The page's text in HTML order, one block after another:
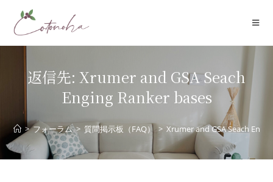
プ
返信先: Xrumer and GSA Seach
Enging Ranker bases
> フォーラム > 質問掲示板（FAQ） > Xrumer and GSA Seach